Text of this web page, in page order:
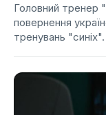
Головний тренер
повернення
тренувань "синіх".